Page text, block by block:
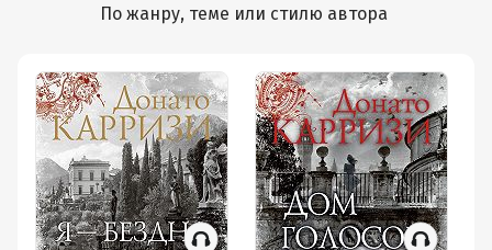
По жанру, теме или стилю автора